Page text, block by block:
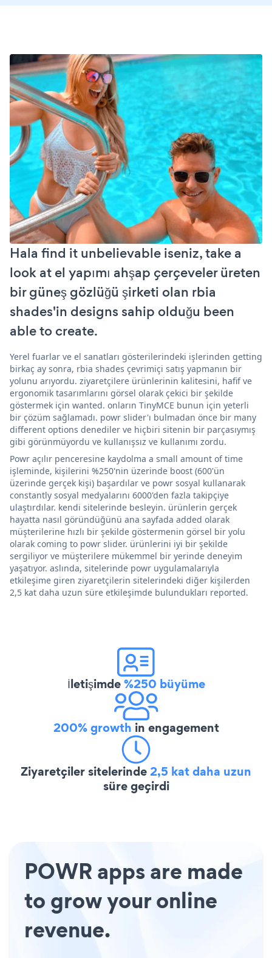
Hala find it unbelievable iseniz, take a
look at el yapımı ahşap çerçeveler üreten
bir güneş gözlüğü şirketi olan rbia
shades'in designs sahip olduğu been
able to create.
Yerel fuarlar ve el sanatları gösterilerindeki işlerinden getting
birkaç ay sonra, rbia shades çevrimiçi satış yapmanın bir
yolunu arıyordu. ziyaretçilere ürünlerinin kalitesini, hafif ve
ergonomik tasarımlarını görsel olarak çekici bir şekilde
göstermek için wanted. onların TinyMCE bunun için yeterli
bir çözüm sağlamadı. powr slider'ı bulmadan önce bir many
different options denediler ve hiçbiri sitenin bir parçasıymış
gibi görünmüyordu ve kullanışsız ve kullanımı zordu.
Powr açılır penceresine kaydolma a small amount of time
işleminde, kişilerini %250'nin üzerinde boost (600'ün
üzerinde gerçek kişi) başardılar ve powr sosyal kullanarak
constantly sosyal medyalarını 6000'den fazla takipçiye
ulaştırdılar. kendi sitelerinde besleyin. ürünlerin gerçek
hayatta nasıl göründüğünü ana sayfada added olarak
müşterilerine hızlı bir şekilde göstermenin görsel bir yolu
olarak coming to powr slider. ürünlerini iyi bir şekilde
sergiliyor ve müşterilere mükemmel bir yerinde deneyim
yaşatıyor. aslında, sitelerinde powr uygulamalarıyla
etkileşime giren ziyaretçilerin sitelerindeki diğer kişilerden
2,5 kat daha uzun süre etkileşimde bulundukları reported.
İletişimde%250 büyüme
200% growth in engagement
Ziyaretçiler sitelerinde2,5 kat daha uzun
süre geçirdi
POWR apps are made
to grow your online
revenue.